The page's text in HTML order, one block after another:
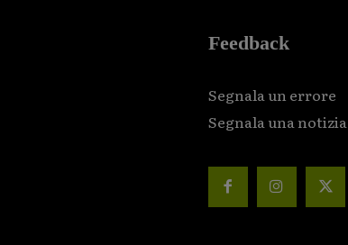
Feedback
Segnala un errore
Segnala una notizia